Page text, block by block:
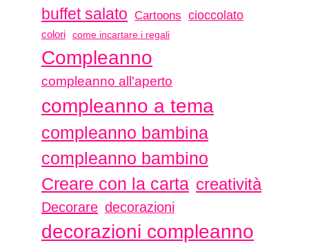
buffet salato Cartoons cioccolato
colori come incartare i regali
Compleanno
compleanno all'aperto
compleanno a tema
compleanno bambina
compleanno bambino
Creare con la carta creatività
Decorare decorazioni
decorazioni compleanno